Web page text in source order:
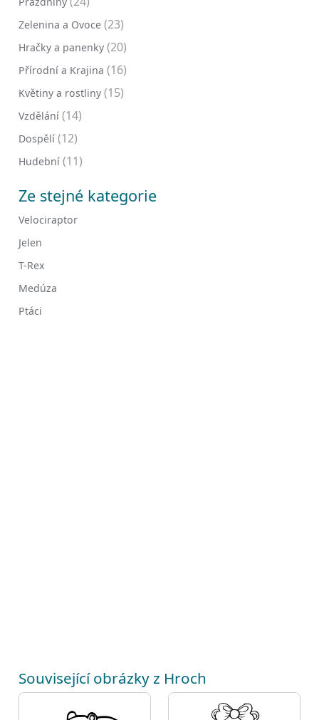
Zelenina a Ovoce (23)
Hračky a panenky (20)
Přírodní a Krajina (16)
Květiny a rostliny (15)
Vzdělání (14)
Dospělí (12)
Hudební (11)
Ze stejné kategorie
Velociraptor
Jelen
T-Rex
Medúza
Ptáci
Související obrázky z Hroch